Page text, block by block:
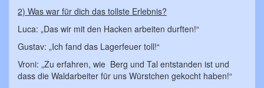
2) Was war für dich das tollste Erlebnis?
Luca: „Das wir mit den Hacken arbeiten durften!“
Gustav: „Ich fand das Lagerfeuer toll!“
Vroni: „Zu erfahren, wie Berg und Tal entstanden ist und
dass die Waldarbeiter für uns Würstchen gekocht haben!“